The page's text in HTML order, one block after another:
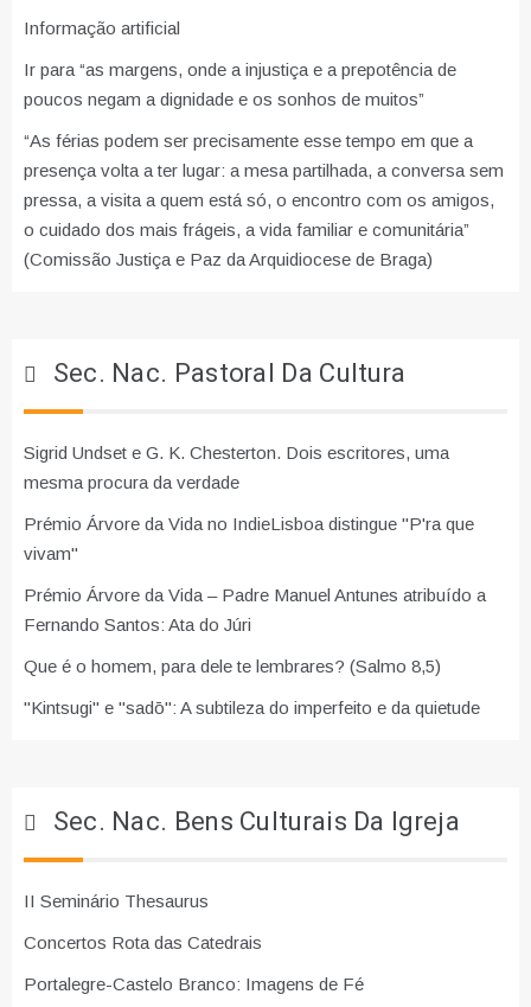
Informação artificial
Ir para “as margens, onde a injustiça e a prepotência de
poucos negam a dignidade e os sonhos de muitos”
“As férias podem ser precisamente esse tempo em que a
presença volta a ter lugar: a mesa partilhada, a conversa sem
pressa, a visita a quem está só, o encontro com os amigos,
o cuidado dos mais frágeis, a vida familiar e comunitária”
(Comissão Justiça e Paz da Arquidiocese de Braga)
Sec. Nac. Pastoral Da Cultura
Sigrid Undset e G. K. Chesterton. Dois escritores, uma
mesma procura da verdade
Prémio Árvore da Vida no IndieLisboa distingue "P'ra que
vivam"
Prémio Árvore da Vida – Padre Manuel Antunes atribuído a
Fernando Santos: Ata do Júri
Que é o homem, para dele te lembrares? (Salmo 8,5)
"Kintsugi" e "sadō": A subtileza do imperfeito e da quietude
Sec. Nac. Bens Culturais Da Igreja
II Seminário Thesaurus
Concertos Rota das Catedrais
Portalegre-Castelo Branco: Imagens de Fé